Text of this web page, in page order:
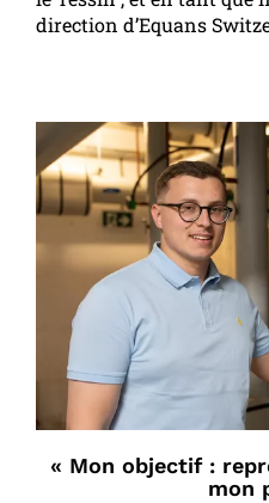
direction d’Equans
« Mon objectif :
mon